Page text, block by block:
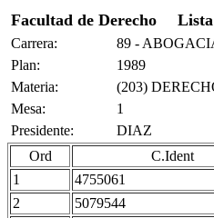
Facultad de Derecho
Carrera:
89 -
Plan:
1989
Materia:
(203)
Mesa:
1
Presidente:
DIAZ
Ord
C.Ident
1
4755061
2 5079544